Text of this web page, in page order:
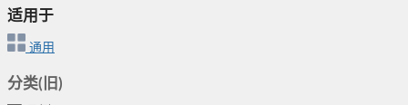
适用于
通用
分类(旧)